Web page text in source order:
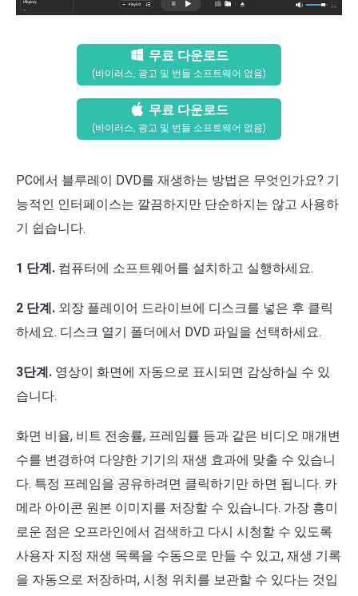
무료 다운로드
(바이러스, 광고 및 번들 소프트웨어 없음)
무료 다운로드
(바이러스, 광고 및 번들 소프트웨어 없음)
PC에서 블루레이 DVD를 재생하는 방법은 무엇인가요? 기
능적인 인터페이스는 깔끔하지만 단순하지는 않고 사용하
기 쉽습니다.
1 단계. 컴퓨터에 소프트웨어를 설치하고 실행하세요.
2 단계. 외장 플레이어 드라이브에 디스크를 넣은 후 클릭
하세요. 디스크 열기 폴더에서 DVD 파일을 선택하세요.
3단계. 영상이 화면에 자동으로 표시되면 감상하실 수 있
습니다.
화면 비율, 비트 전송률, 프레임률 등과 같은 비디오 매개변
수를 변경하여 다양한 기기의 재생 효과에 맞출 수 있습니
다. 특정 프레임을 공유하려면 클릭하기만 하면 됩니다. 카
메라 아이콘 원본 이미지를 저장할 수 있습니다. 가장 흥미
로운 점은 오프라인에서 검색하고 다시 시청할 수 있도록
사용자 지정 재생 목록을 수동으로 만들 수 있고, 재생 기록
을 자동으로 저장하며, 시청 위치를 보관할 수 있다는 것입